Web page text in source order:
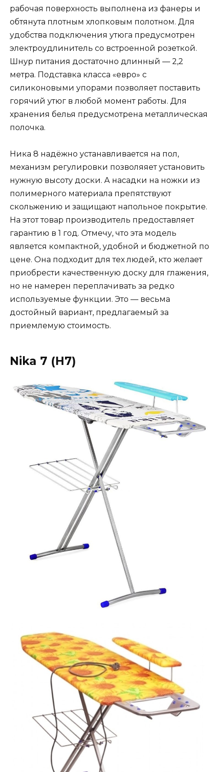
рабочая поверхность выполнена из фанеры и
обтянута плотным хлопковым полотном. Для
удобства подключения утюга предусмотрен
электроудлинитель со встроенной розеткой.
Шнур питания достаточно длинный — 2,2
метра. Подставка класса «евро» с
силиконовыми упорами позволяет поставить
горячий утюг в любой момент работы. Для
хранения белья предусмотрена металлическая
полочка.
Ника 8 надёжно устанавливается на пол,
механизм регулировки позволяяет установить
нужную высоту доски. А насадки на ножки из
полимерного материала препятствуют
скольжению и защищают напольное покрытие.
На этот товар производитель предоставляет
гарантию в 1 год. Отмечу, что эта модель
является компактной, удобной и бюджетной по
цене. Она подходит для тех людей, кто желает
приобрести качественную доску для глажения,
но не намерен переплачивать за редко
используемые функции. Это — весьма
достойный вариант, предлагаемый за
приемлемую стоимость.
Nika 7 (Н7)